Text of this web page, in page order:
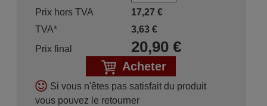
Prix hors TVA
17,27 €
TVA*
3,63€
Prix final
20,90€
Acheter
Si vous n'êtes pas satisfait du produit
vous pouvez le retourner